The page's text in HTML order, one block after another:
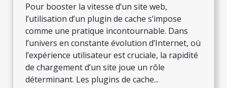
Pour booster la vitesse d’un site web,
l’utilisation d’un plugin de cache s’impose
comme une pratique incontournable. Dans
l’univers en constante évolution d’Internet, où
l’expérience utilisateur est cruciale, la rapidité
de chargement d’un site joue un rôle
déterminant. Les plugins de cache...